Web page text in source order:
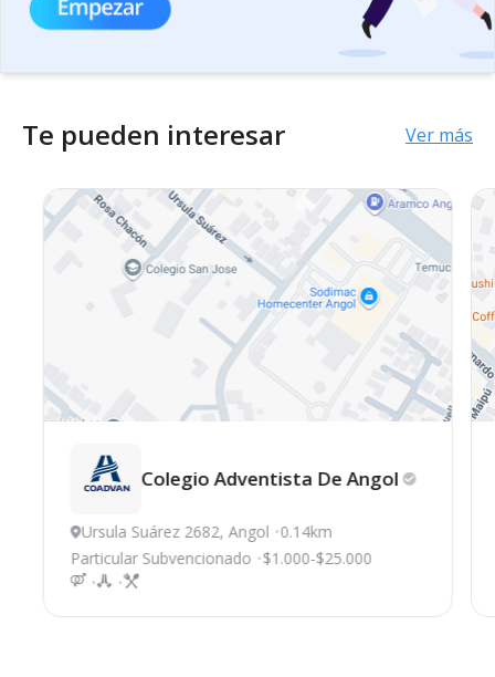
Te pueden interesar Ver más
Colegio Adventista DeAngol
Ursula Suárez 2682, Angol 0.14km
Particular Subvencionado $1.000-$25.000